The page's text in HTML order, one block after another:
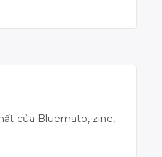
của Bluemato, zine,